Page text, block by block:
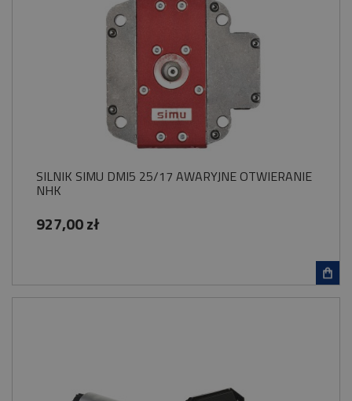
SILNIK SIMU DMI5 25/17 AWARYJNE OTWIERANIE
NHK
927,00 zł